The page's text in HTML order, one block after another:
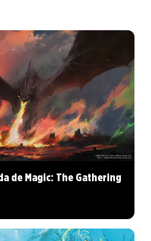
de Magic: The Gathering